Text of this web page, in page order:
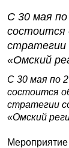
С 30 мая
состоится
стратегии
«Омский
С 30 мая по
состоится
стратегии
«Омский
Мероприятие